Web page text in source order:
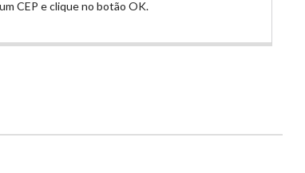
CEP e clique no botão OK.